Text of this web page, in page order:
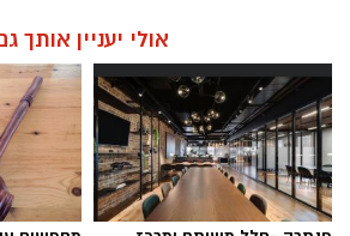
אולי יעניין אותך